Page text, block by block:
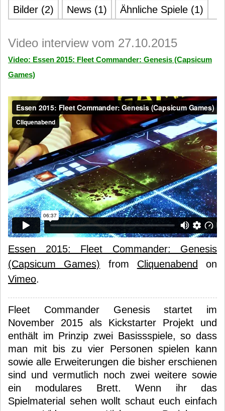
Bilder (2)
News (1) Ähnliche Spiele (1)
Video interview vom 27.10.2015
Video: Essen 2015: Fleet Commander: Genesis (Capsicum
Games)
Essen 2015: Fleet Commander: Genesis
(Capsicum Games) from Cliquenabend
on
Vimeo.
Fleet Commander Genesis startet im
November 2015 als Kickstarter Projekt und
enthält im Prinzip zwei Basissspiele, so dass
man mit bis zu vier Personen spielen kann
sowie alle Erweiterungen die bisher erschienen
sind und vermutlich noch zwei weitere sowie
ein modulares Brett. Wenn ihr das
Spielmaterial sehen wollt schaut euch einfach